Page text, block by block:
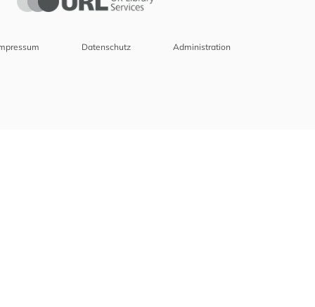
Datenschutz Administration